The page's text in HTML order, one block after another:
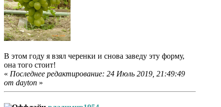
В этом году я взял черенки и снова заведу эту форму,
она того стоит!
« Последнее редактирование: 24 Июль 2019, 21:49:49
от dayton »